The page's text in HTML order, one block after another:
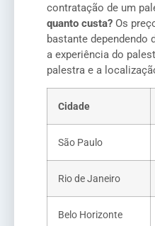
contratação de um
quanto custa? Os
bastante dependendo
a experiência do
palestra e a
Cidade
São Paulo
Rio de Janeiro
Belo Horizonte